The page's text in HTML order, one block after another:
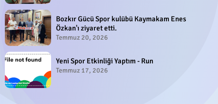
Bozkır Gücü Spor kulübü Kaymakam Enes
Özkan'ı ziyaret etti.
Temmuz 20, 2026
Yeni Spor Etkinliği Yaptım - Run
Temmuz 17, 2026